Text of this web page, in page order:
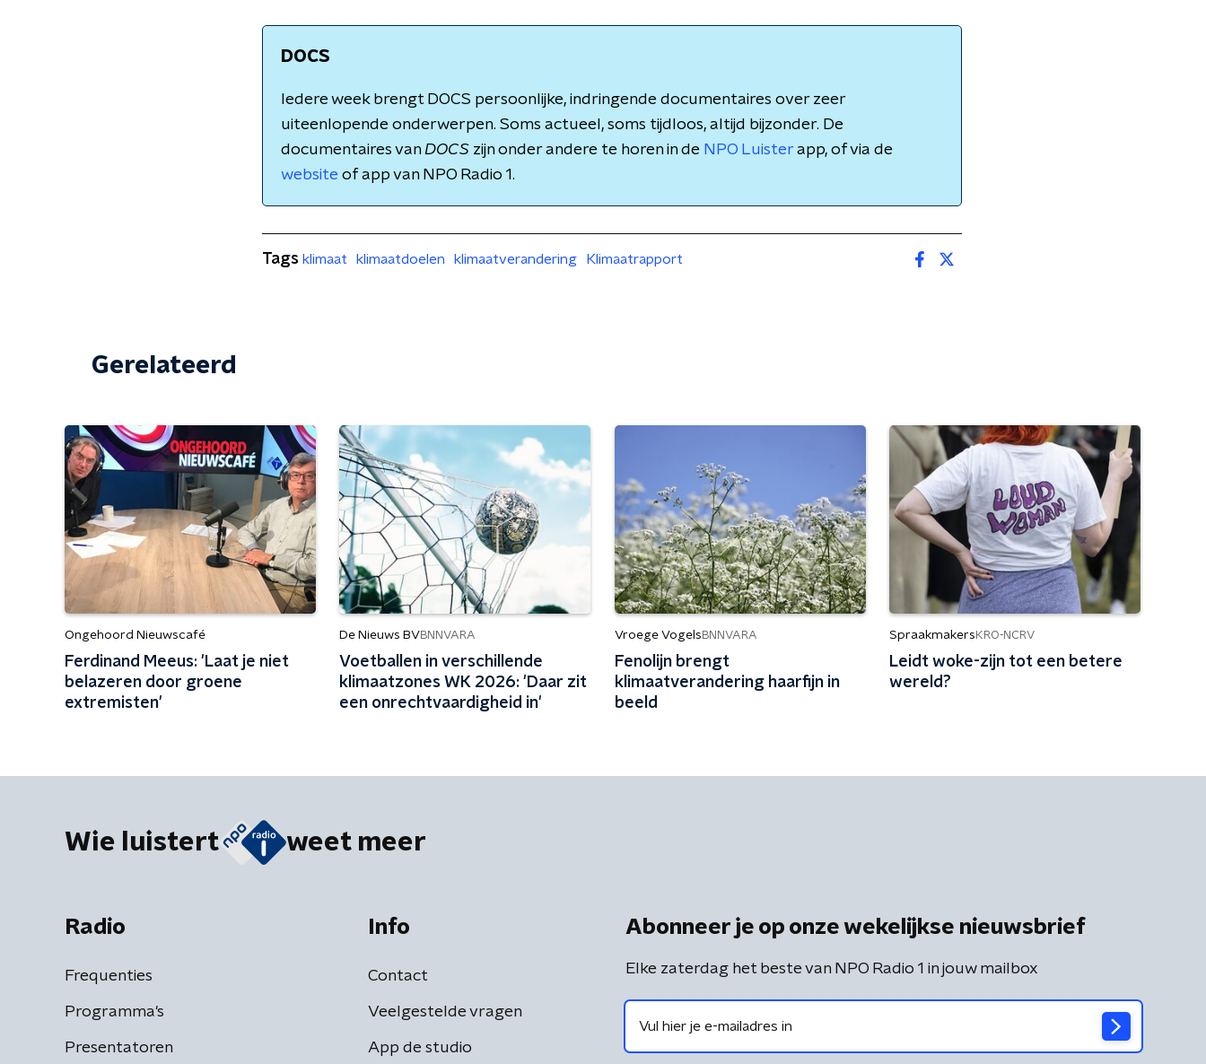
DOCS
Iedere week brengt DOCS persoonlijke, indringende documentaires over zeer
uiteenlopende onderwerpen. Soms actueel, soms tijdloos, altijd bijzonder. De
documentaires vanDOCS zijn onder andere te horen in de NPO Luister app, of via de
website of app van NPO Radio 1.
Tags klimaat klimaatdoelen klimaatverandering Klimaatrapport
Gerelateerd
Ongehoord Nieuwscafé
Ferdinand Meeus: 'Laat je niet
belazeren door groene
extremisten'
De Nieuws BVBNNVARA
Voetballen in verschillende
klimaatzones WK 2026: 'Daar zit
een onrechtvaardigheid in'
Vroege Vogels BNNVARA
Fenolijn brengt
klimaatverandering haarfijn in
beeld
Spraakmakers KRO-NCRV
Leidt woke-zijn tot een betere
wereld?
Wie luistert weet meer
Radio
Frequenties
Programma's
Presentatoren
Info
Contact
Veelgestelde vragen
App de studio
Abonneer je op onze wekelijkse nieuwsbrief
Elke zaterdag het beste van NPO Radio 1 in jouw mailbox